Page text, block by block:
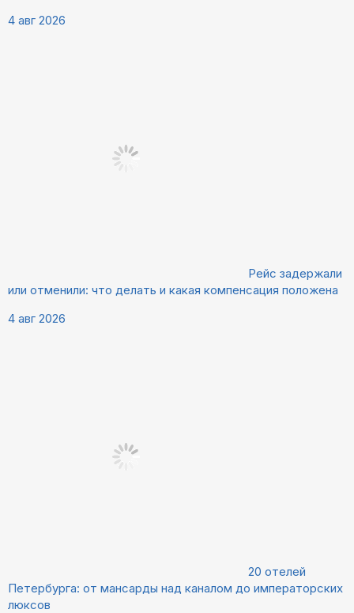
4 авг 2026
Рейс задержали
или отменили: что делать и какая компенсация положена
4 авг 2026
20 отелей
Петербурга: от мансарды над каналом до императорских
люксов